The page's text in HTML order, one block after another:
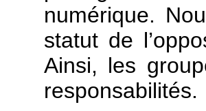
numérique.
statut de
Ainsi, les
responsabilités.